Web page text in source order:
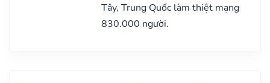
Tây, Trung Quốc làm thiệt mạng
830.000 người.